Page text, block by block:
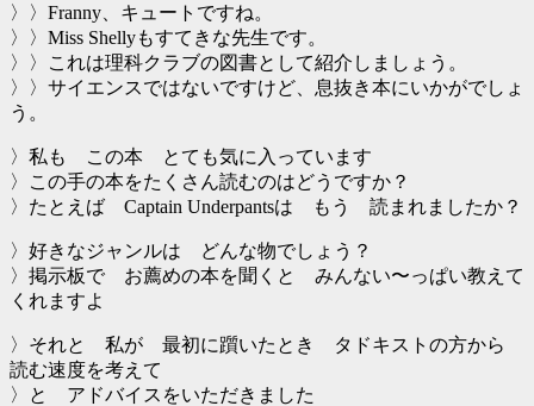
〉〉Franny、キュートですね。
〉〉Miss Shellyもすてきな先生です。
〉〉これは理科クラブの図書として紹介しましょう。
〉〉サイエンスではないですけど、息抜き本にいかがでしょ
う。
〉私も この本 とても気に入っています
〉この手の本をたくさん読むのはどうですか？
〉たとえば Captain Underpantsは もう 読まれましたか？
〉好きなジャンルは どんな物でしょう？
〉掲示板で お薦めの本を聞くと みんない〜っぱい教えて
くれますよ
〉それと 私が 最初に躓いたとき タドキストの方から
読む速度を考えて
〉と アドバイスをいただきました